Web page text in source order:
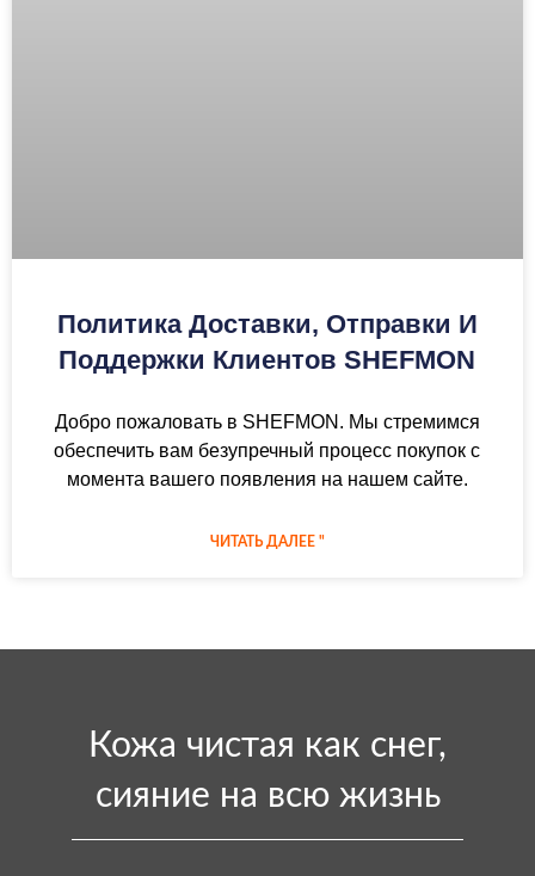
Политика Доставки, Отправки И
Поддержки Клиентов SHEFMON
Добро пожаловать в SHEFMON. Мы стремимся
обеспечить вам безупречный процесс покупок с
момента вашего появления на нашем сайте.
ЧИТАТЬ ДАЛЕЕ "
Кожа чистая как снег,
сияние на всю жизнь